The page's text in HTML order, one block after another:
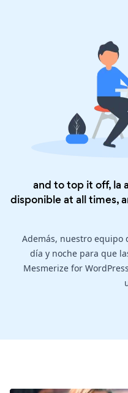
and to top it off, la
disponible at all times,
Además, nuestro equipo
día y noche para que
Mesmerize for